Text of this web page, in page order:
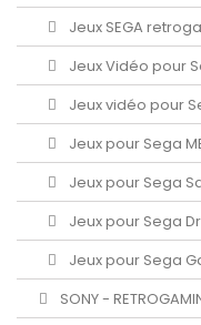
Jeux SEGA
Jeux Vidéo pour
Jeux vidéo pour
Jeux pour Sega
Jeux pour Sega
Jeux pour Sega
Jeux pour Sega
SONY -